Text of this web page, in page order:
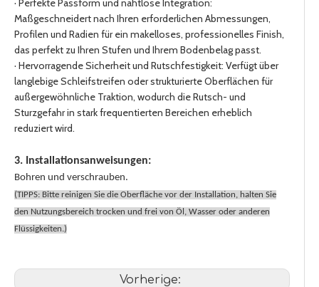
· Perfekte Passform und nahtlose Integration:
Maßgeschneidert nach Ihren erforderlichen Abmessungen,
Profilen und Radien für ein makelloses, professionelles Finish,
das perfekt zu Ihren Stufen und Ihrem Bodenbelag passt.
· Hervorragende Sicherheit und Rutschfestigkeit: Verfügt über
langlebige Schleifstreifen oder strukturierte Oberflächen für
außergewöhnliche Traktion, wodurch die Rutsch- und
Sturzgefahr in stark frequentierten Bereichen erheblich
reduziert wird.
3. Installationsanweisungen:
Bohren und verschrauben.
(TIPPS: Bitte reinigen Sie die Oberfläche vor der Installation, halten Sie
den Nutzungsbereich trocken und frei von Öl, Wasser oder anderen
Flüssigkeiten.)
Vorherige: